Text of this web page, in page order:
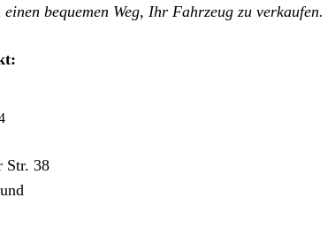
einen bequemen Weg, Ihr Fahrzeug zu verkaufen.
Str. 38